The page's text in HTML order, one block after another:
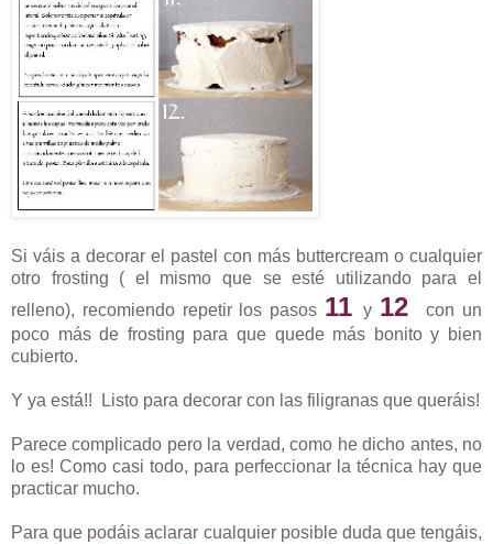
Si váis a decorar el pastel con más buttercream o cualquier
otro frosting ( el mismo que se esté utilizando para el
relleno), recomiendo repetir los pasos 11 y 12
con un
poco más de frosting para que quede más bonito y bien
cubierto.
Y ya está!! Listo para decorar con las filigranas que queráis!
Parece complicado pero la verdad, como he dicho antes, no
lo es! Como casi todo, para perfeccionar la técnica hay que
practicar mucho.
Para que podáis aclarar cualquier posible duda que tengáis,